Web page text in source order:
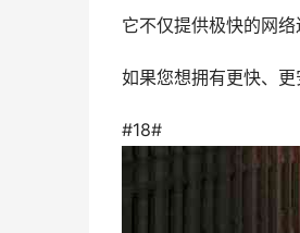
它不仅提供极快的网
如果您想拥有更快、
#18#